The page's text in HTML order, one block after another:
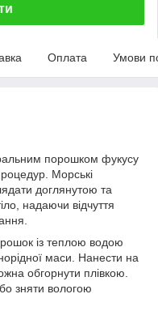
Оплата Умови
порошком фукусу
Морські
доглянутою та
надаючи відчуття
із теплою водою
маси. Нанести на
обгорнути плівкою.
зняти вологою